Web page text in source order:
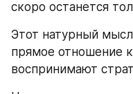
скоро останется
Этот натурный
прямое отношение
воспринимают